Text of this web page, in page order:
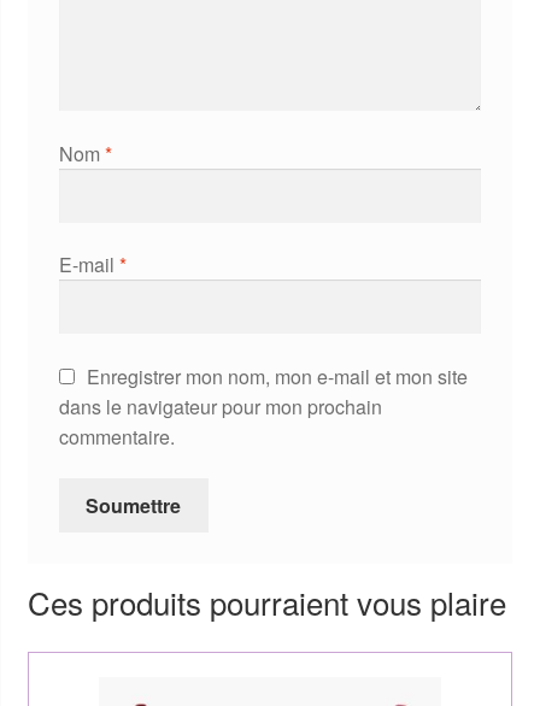
Nom *
E-mail *
Enregistrer mon nom, mon e-mail et mon site
dans le navigateur pour mon prochain
commentaire.
Ces produits pourraient vous plaire